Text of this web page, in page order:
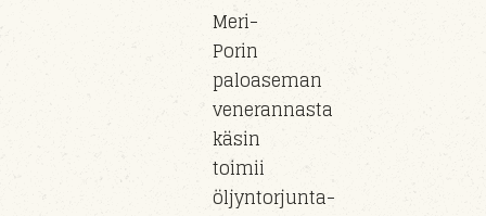
Meri-
Porin
paloaseman
venerannasta
käsin
toimii
öljyntorjunta-